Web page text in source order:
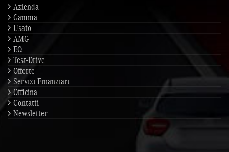
Azienda
Gamma
Usato
AMG
EQ
Test-Drive
Offerte
Servizi Finanziari
Officina
Contatti
Newsletter